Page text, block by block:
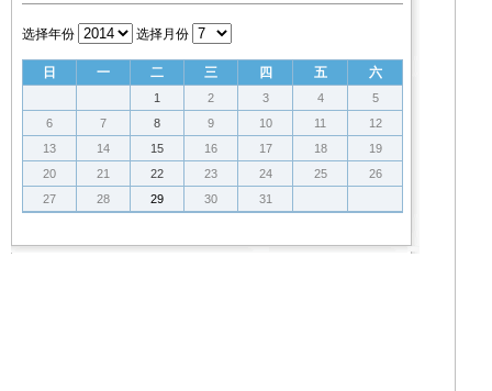
选择年份 选择月份
日 一 二 三 四 五 六
1 2 3 4
5
6
7 8 9 10 11
12
13
14 15 16 17 18
19
20
21 22 23 24 25
26
27
28 29 30 31